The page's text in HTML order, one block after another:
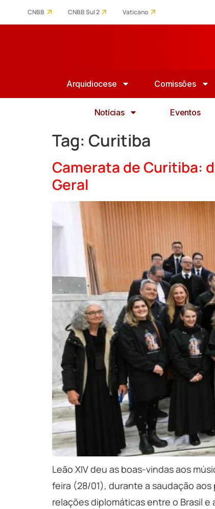
CNBB CNBB Sul 2 Vaticano
Arquidiocese Comissões
Notícias Eventos
Tag: Curitiba
Camerata de Curitiba:
Geral
Leão XIV deu as boas-vindas aos
feira (28/01), durante a saudação
relações diplomáticas entre o Brasil e